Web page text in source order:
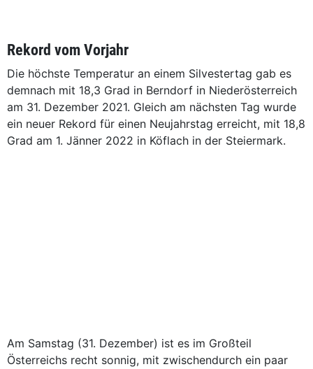
Rekord vom Vorjahr
Die höchste Temperatur an einem Silvestertag gab es
demnach mit 18,3 Grad in Berndorf in Niederösterreich
am 31. Dezember 2021. Gleich am nächsten Tag wurde
ein neuer Rekord für einen Neujahrstag erreicht, mit 18,8
Grad am 1. Jänner 2022 in Köflach in der Steiermark.
Am Samstag (31. Dezember) ist es im Großteil
Österreichs recht sonnig, mit zwischendurch ein paar